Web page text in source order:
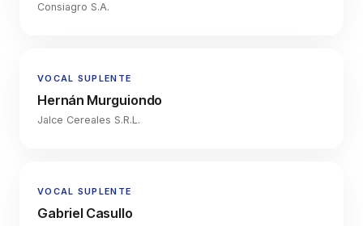
Consiagro S.A.
VOCAL SUPLENTE
Hernán Murguiondo
Jalce Cereales S.R.L.
VOCAL SUPLENTE
Gabriel Casullo